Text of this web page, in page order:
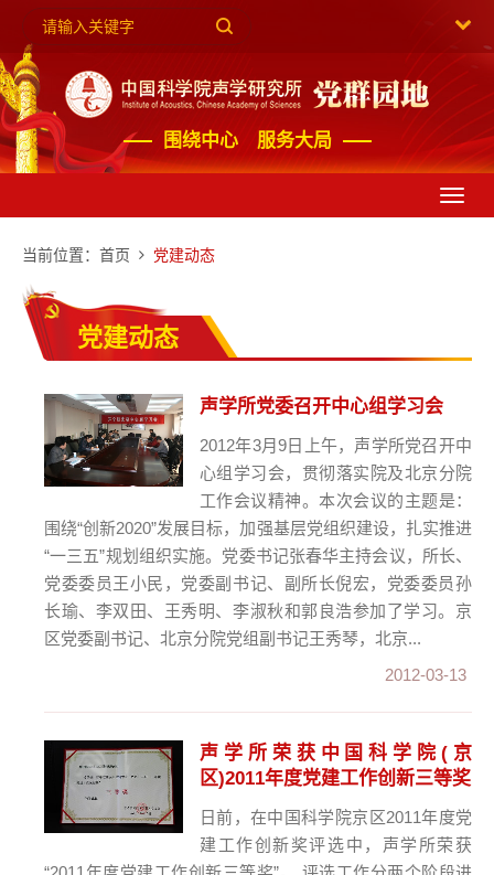
围绕中心 服务大局
当前位置： 首页 党建动态
党建动态
声学所党委召开中心组学习会
2012年3月9日上午，声学所党召开中
心组学习会，贯彻落实院及北京分院
工作会议精神。本次会议的主题是：
围绕“创新2020”发展目标，加强基层党组织建设，扎实推进
“一三五”规划组织实施。党委书记张春华主持会议，所长、
党委委员王小民，党委副书记、副所长倪宏，党委委员孙
长瑜、李双田、王秀明、李淑秋和郭良浩参加了学习。京
区党委副书记、北京分院党组副书记王秀琴，北京...
2012-03-13
声学所荣获中国科学院(京
区)2011年度党建工作创新三等奖
日前，在中国科学院京区2011年度党
建工作创新奖评选中，声学所荣获